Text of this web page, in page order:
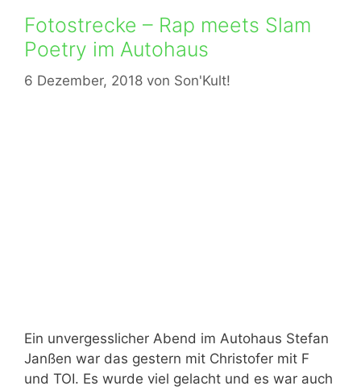
Fotostrecke – Rap meets Slam
Poetry im Autohaus
6 Dezember, 2018 von Son'Kult!
Ein unvergesslicher Abend im Autohaus Stefan
Janßen war das gestern mit Christofer mit F
und TOI. Es wurde viel gelacht und es war auch